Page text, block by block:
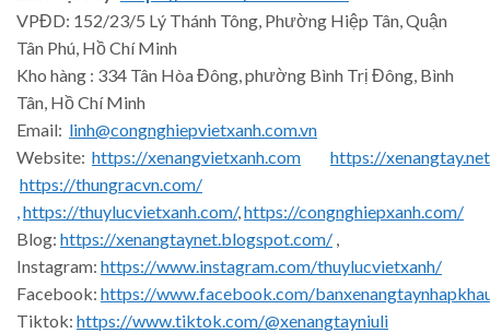
VPĐD: 152/23/5 Lý Thánh Tông, Phường Hiệp Tân, Quận
Tân Phú, Hồ Chí Minh
Kho hàng : 334 Tân Hòa Đông, phường Bình Trị Đông, Bình
Tân, Hồ Chí Minh
Email: linh@congnghiepvietxanh.com.vn
Website: https://xenangvietxanh.com
https://xenangtay.net
https://thungracvn.com/
,https://thuylucvietxanh.com/,https://congnghiepxanh.com/
Blog: https://xenangtaynet.blogspot.com/ ,
Instagram: https://www.instagram.com/thuylucvietxanh/
Facebook: https://www.facebook.com/
Tiktok: https://www.tiktok.com/@xenangtayniuli